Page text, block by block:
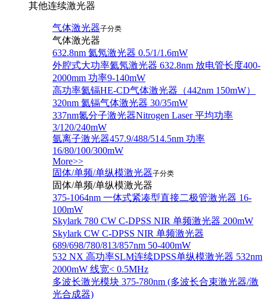
其他连续激光器
气体激光器子分类
气体激光器
632.8nm 氦氖激光器 0.5/1/1.6mW
外腔式大功率氦氖激光器 632.8nm 放电管长度400-
2000mm 功率9-140mW
高功率氦镉HE-CD气体激光器（442nm 150mW）
320nm 氦镉气体激光器 30/35mW
337nm氮分子激光器Nitrogen Laser 平均功率
3/120/240mW
氩离子激光器457.9/488/514.5nm 功率
16/80/100/300mW
More>>
固体/单频/单纵模激光器子分类
固体/单频/单纵模激光器
375-1064nm 一体式紧凑型直接二极管激光器 16-
100mW
Skylark 780 CW C-DPSS NIR 单频激光器 200mW
Skylark CW C-DPSS NIR 单频激光器
689/698/780/813/857nm 50-400mW
532 NX 高功率SLM连续DPSS单纵模激光器 532nm
2000mW 线宽< 0.5MHz
多波长激光模块 375-780nm (多波长合束激光器/激
光合成器)